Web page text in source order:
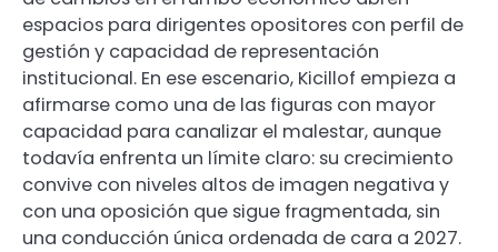
espacios para dirigentes opositores con perfil de
gestión y capacidad de representación
institucional. En ese escenario, Kicillof empieza a
afirmarse como una de las figuras con mayor
capacidad para canalizar el malestar, aunque
todavía enfrenta un límite claro: su crecimiento
convive con niveles altos de imagen negativa y
con una oposición que sigue fragmentada, sin
una conducción única ordenada de cara a 2027.